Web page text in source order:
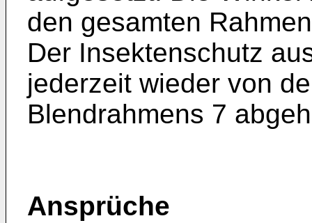
den gesamten
Der Insektenschutz
jederzeit wieder von
Blendrahmens 7
Ansprüche